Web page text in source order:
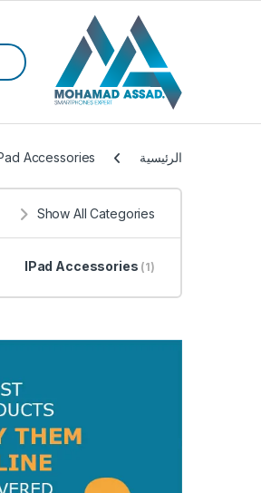
for:
الرئيسية Accessories
Show All Categories
IPad Accessories (1)